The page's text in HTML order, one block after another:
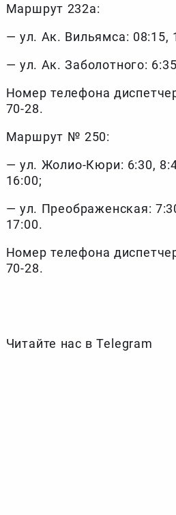
Маршрут 232а:
— ул. Ак. Вильямса: 08:15,
— ул. Ак. Заболотного:
Номер телефона
70-28.
Маршрут № 250:
— ул. Жолио-Кюри: 6:30,
16:00;
— ул. Преображенская:
17:00.
Номер телефона
70-28.
Читайте нас в Telegram